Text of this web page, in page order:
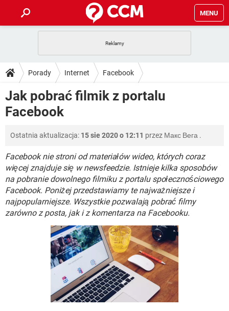
MENU
GRY WHATSAPP
SPOTIFY NETFLIX
INSTAGRAM
PORADY
PlayStation TIKTOK
GRY WHATSAPP
INSTAGRAM FACEBOOK
WINDOWS 10
DO POBRANIA
ANDROID
INSTAGRAM FACEBOOK
WINDOWS 10
FORUM
COVID-19 TIKTOK
GRY WHATSAPP
SPOTIFY NETFLIX
INSTAGRAM FACEBOOK
WINDOWS 10
COVID-19 TIKTOK
GRY WHATSAPP
SPOTIFY NETFLIX
INSTAGRAM FACEBOOK
Porady Internet Facebook
Jak pobrać filmik z portalu
Facebook
Ostatnia aktualizacja: 15 sie 2020 o 12:11 przez Макс Вега .
Facebook nie stroni od materiałów wideo, których coraz
więcej znajduje się w newsfeedzie. Istnieje kilka sposobów
na pobranie dowolnego filmiku z portalu społecznościowego
Facebook. Poniżej przedstawiamy te najważniejsze i
najpopularniejsze. Wszystkie pozwalają pobrać filmy
zarówno z posta, jak i z komentarza na Facebooku.